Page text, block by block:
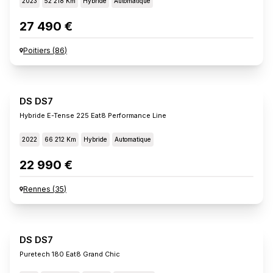
27 490 €
Poitiers (86)
DS DS7
Hybride E-Tense 225 Eat8 Performance Line
2022 66 212 Km Hybride Automatique
22 990 €
Rennes (35)
DS DS7
Puretech 180 Eat8 Grand Chic